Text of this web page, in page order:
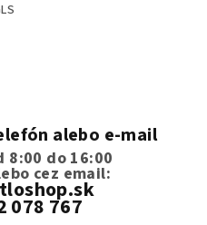
alebo e-mail
8:00 do 16:00
cez email:
078 767